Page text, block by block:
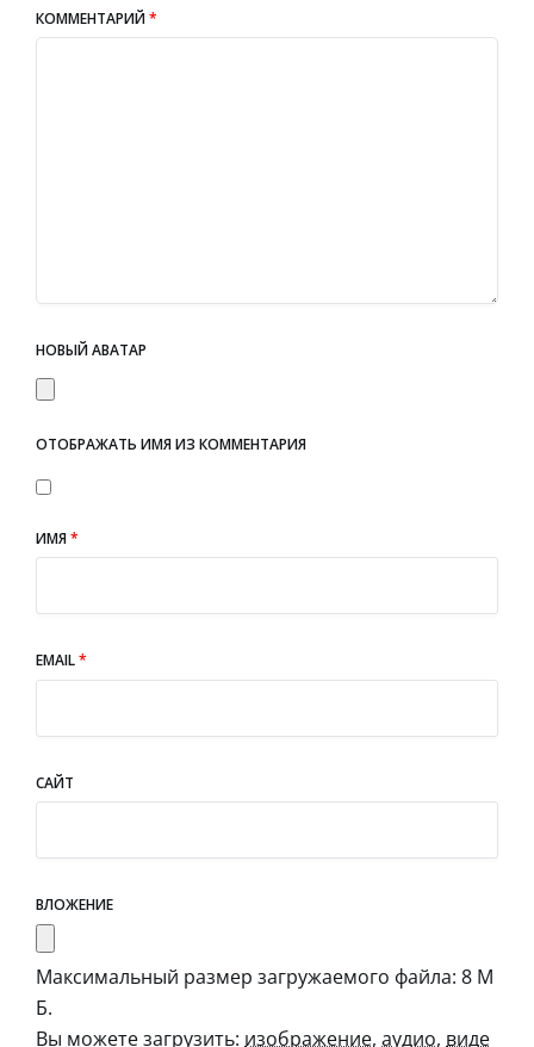
КОММЕНТАРИЙ*
НОВЫЙ АВАТАР
ОТОБРАЖАТЬ ИМЯ ИЗ КОММЕНТАРИЯ
ИМЯ*
EMAIL*
САЙТ
ВЛОЖЕНИЕ
Максимальный размер загружаемого файла: 8 М
Б.
Вы можете загрузить: изображение, аудио, виде